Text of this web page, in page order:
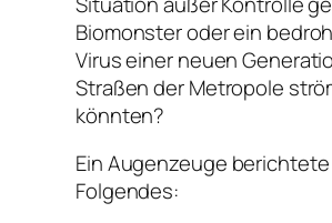
Biomonster oder ein
Virus einer neuen
Straßen der Metropole
könnten?
Ein Augenzeuge berichtete
Folgendes: